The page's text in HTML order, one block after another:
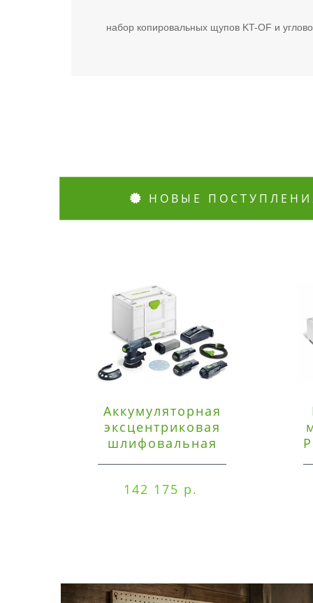
набор копировальных щупов KT-OF и
НОВЫЕ
Аккумуляторная
эксцентриковая
шлифовальная
142 175 р.